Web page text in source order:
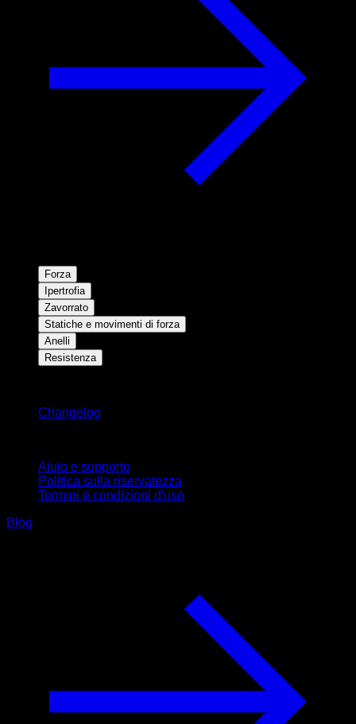
Forza
Ipertrofia
Zavorrato
Statiche e movimenti di forza
Anelli
Resistenza
Changelog
Aiuto e supporto
Politica sulla riservatezza
Termini e condizioni d'uso
Blog